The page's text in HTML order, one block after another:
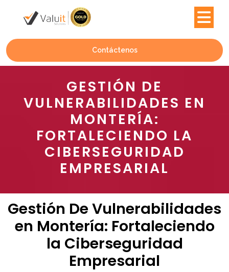
Contáctenos
GESTIÓN DE
VULNERABILIDADES EN
MONTERÍA:
FORTALECIENDO LA
CIBERSEGURIDAD
EMPRESARIAL
Gestión De Vulnerabilidades
en Montería: Fortaleciendo
la Ciberseguridad
Empresarial